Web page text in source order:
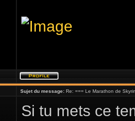
Sujet du message: Re: === Le Marathon de
Si tu mets ce